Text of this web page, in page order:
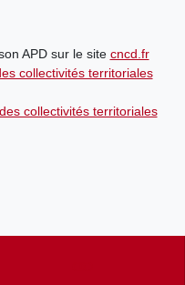
APD sur le site cncd.fr
collectivités territoriales
collectivités territoriales